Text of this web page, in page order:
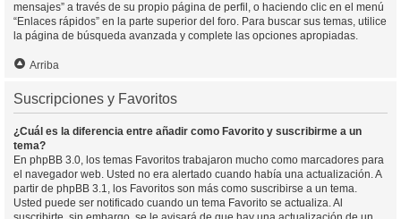
mensajes” a través de su propio página de perfil, o haciendo clic en el menú
“Enlaces rápidos” en la parte superior del foro. Para buscar sus temas, utilice
la página de búsqueda avanzada y complete las opciones apropiadas.
Arriba
Suscripciones y Favoritos
¿Cuál es la diferencia entre añadir como Favorito y suscribirme a un
tema?
En phpBB 3.0, los temas Favoritos trabajaron mucho como marcadores para
el navegador web. Usted no era alertado cuando había una actualización. A
partir de phpBB 3.1, los Favoritos son más como suscribirse a un tema.
Usted puede ser notificado cuando un tema Favorito se actualiza. Al